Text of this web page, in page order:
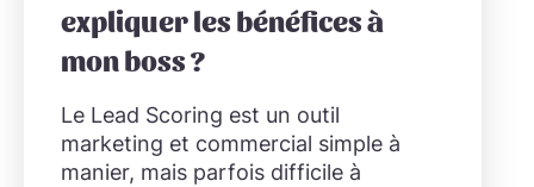
expliquer les bénéfices à
mon boss ?
Le Lead Scoring est un outil
marketing et commercial simple à
manier, mais parfois difficile à